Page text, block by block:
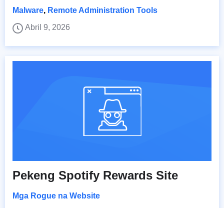
Malware, Remote Administration Tools
Abril 9, 2026
Pekeng Spotify Rewards Site
Mga Rogue na Website